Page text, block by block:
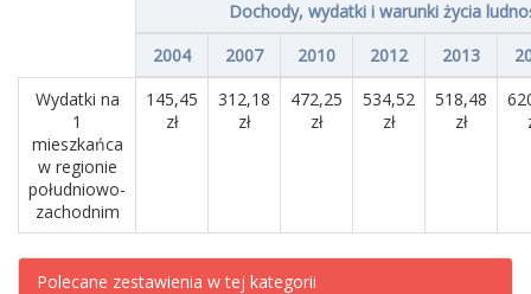
Dochody, wydatki i warunki życia
2004
2007 2010 2012 2013
Wydatki na
1
mieszkańca
w regionie
południowo-
zachodnim
145,45
zł
312,18
zł
472,25
zł
534,52
zł
518,48
zł
Polecane zestawienia w tej kategorii